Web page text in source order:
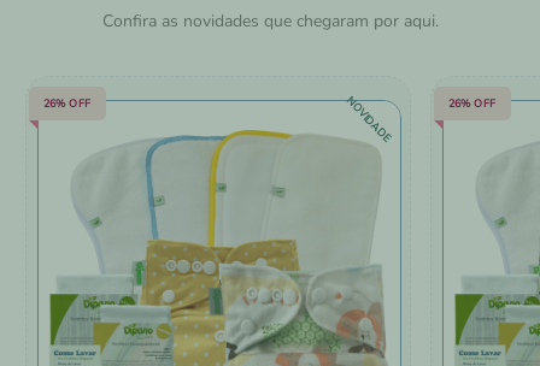
Confira as novidades que chegaram por aqui.
26% OFF NOVIDADE 26% OFF